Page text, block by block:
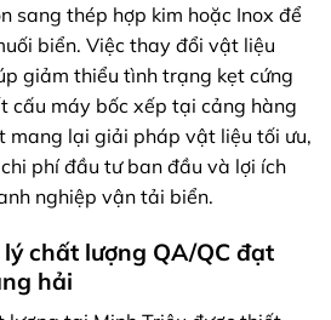
sang thép hợp kim hoặc Inox để
biển. Việc thay đổi vật liệu
giảm thiểu tình trạng kẹt cứng
cấu máy bốc xếp tại cảng hàng
mang lại giải pháp vật liệu tối ưu,
phí đầu tư ban đầu và lợi ích
nghiệp vận tải biển.
chất lượng QA/QC đạt
hải